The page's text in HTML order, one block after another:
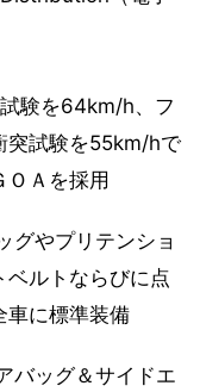
験を64km/h、フ
突試験を55km/hで
ＯＡを採用
グやプリテンショ
ルトならびに点
車に標準装備
バッグ＆サイドエ